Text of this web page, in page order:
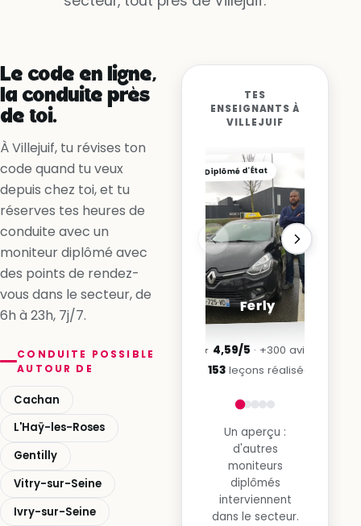
Oui, la voie est libre
Oui, en accélérant
Le code en ligne,
la conduite près
de toi.
À Villejuif, tu révises ton
code quand tu veux
depuis chez toi, et tu
réserves tes heures de
conduite avec un
moniteur diplômé avec
des points de rendez-
vous dans le secteur, de
6h à 23h, 7j/7.
CONDUITE POSSIBLE
AUTOUR DE
Cachan
L'Haÿ-les-Roses
Gentilly
Vitry-sur-Seine
Ivry-sur-Seine
TES
ENSEIGNANTS À
VILLEJUIF
Diplômé d'État
Ferly
★ 4,59/5 · +300 avis
15 153leçons réalisées
Un aperçu :
d'autres
moniteurs
diplômés
interviennent
dans le secteur.